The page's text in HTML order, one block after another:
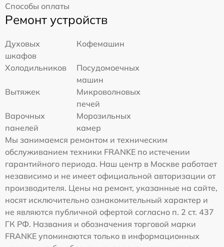
Способы оплаты
Ремонт устройств
Духовых
шкафов
Кофемашин
Холодильников
Посудомоечных
машин
Вытяжек
Микроволновых
печей
Варочных
панелей
Морозильных
камер
Мы занимаемся ремонтом и техническим
обслуживанием техники FRANKE по истечении
гарантийного периода. Наш центр в Москве работает
независимо и не имеет официальной авторизации от
производителя. Цены на ремонт, указанные на сайте,
носят исключительно ознакомительный характер и
не являются публичной офертой согласно п. 2 ст. 437
ГК РФ. Названия и обозначения торговой марки
FRANKE упоминаются только в информационных